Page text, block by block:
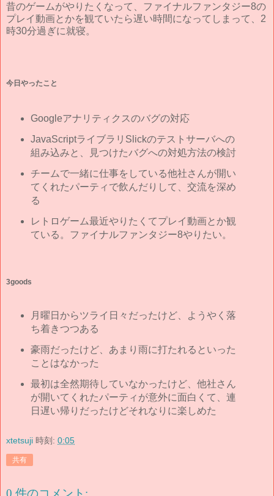
昔のゲームがやりたくなって、ファイナルファンタジー8の
プレイ動画とかを観ていたら遅い時間になってしまって、2
時30分過ぎに就寝。
今日やったこと
Googleアナリティクスのバグの対応
JavaScriptライブラリSlickのテストサーバへの
組み込みと、見つけたバグへの対処方法の検討
チームで一緒に仕事をしている他社さんが開い
てくれたパーティで飲んだりして、交流を深め
る
レトロゲーム最近やりたくてプレイ動画とか観
ている。ファイナルファンタジー8やりたい。
3goods
月曜日からツライ日々だったけど、ようやく落
ち着きつつある
豪雨だったけど、あまり雨に打たれるといった
ことはなかった
最初は全然期待していなかったけど、他社さん
が開いてくれたパーティが意外に面白くて、連
日遅い帰りだったけどそれなりに楽しめた
xtetsuji 時刻: 0:05
共有
0 件のコメント: